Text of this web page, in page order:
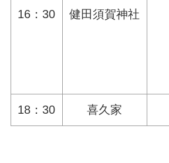
16：30 健田須賀神社
18：30 喜久家